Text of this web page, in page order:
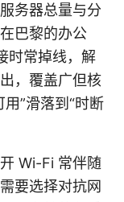
务器总量与分
巴黎的办公
时常掉线，解
，覆盖广但核
”滑落到“时断
Wi-Fi 常伴随
要选择对抗网